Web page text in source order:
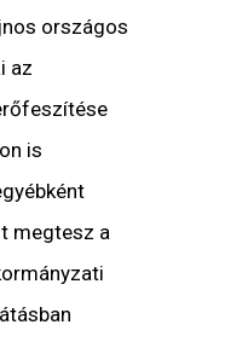
országos
az
is
megtesz a